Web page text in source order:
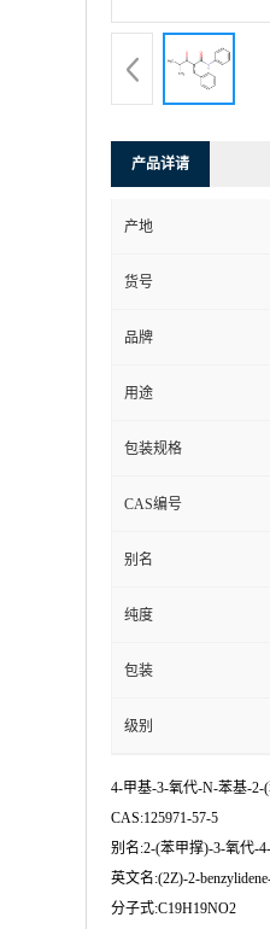
产品详请
产地
货号
品牌
用途
包装规格
CAS编号
别名
纯度
包装
级别
4-甲基-3-氧代-N-苯基-2-
CAS:125971-57-5
别名:2-(苯甲撑)-3-氧代-
英文名:(2Z)-2-
分子式:C19H19NO2